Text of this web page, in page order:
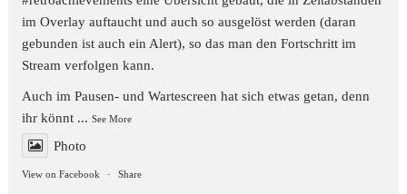
im Overlay auftaucht und auch so ausgelöst werden (daran
gebunden ist auch ein Alert), so das man den Fortschritt im
Stream verfolgen kann.
Auch im Pausen- und Wartescreen hat sich etwas getan, denn
ihr könnt ...See More
Photo
View on Facebook · Share